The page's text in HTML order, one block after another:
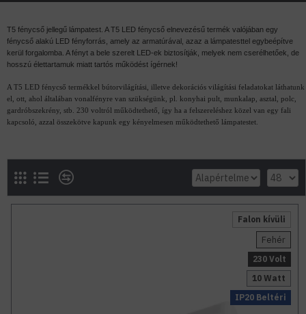
T5 fénycső jellegű lámpatest. A T5 LED fénycső elnevezésű termék valójában egy
fénycső alakú LED fényforrás, amely az armatúrával, azaz a lámpatesttel egybeépítve
kerül forgalomba. A fényt a bele szerelt LED-ek biztosítják, melyek nem cserélhetőek, de
hosszú élettartamuk miatt tartós működést ígérnek!
A T5 LED fénycső termékkel bútorvilágítási, illetve dekorációs világítási feladatokat láthatunk
el, ott, ahol általában vonalfényre van szükségünk, pl. konyhai pult, munkalap, asztal, polc,
gardróbszekrény, stb. 230 voltról működtethető, így ha a felszereléshez közel van egy fali
kapcsoló, azzal összekötve kapunk egy kényelmesen működtethető lámpatestet.
Falon kívüli
IP20 Beltéri
Fehér
230 Volt
10 Watt